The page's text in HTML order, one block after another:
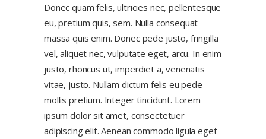
Donec quam felis, ultricies nec, pellentesque
eu, pretium quis, sem. Nulla consequat
massa quis enim. Donec pede justo, fringilla
vel, aliquet nec, vulputate eget, arcu. In enim
justo, rhoncus ut, imperdiet a, venenatis
vitae, justo. Nullam dictum felis eu pede
mollis pretium. Integer tincidunt. Lorem
ipsum dolor sit amet, consectetuer
adipiscing elit. Aenean commodo ligula eget